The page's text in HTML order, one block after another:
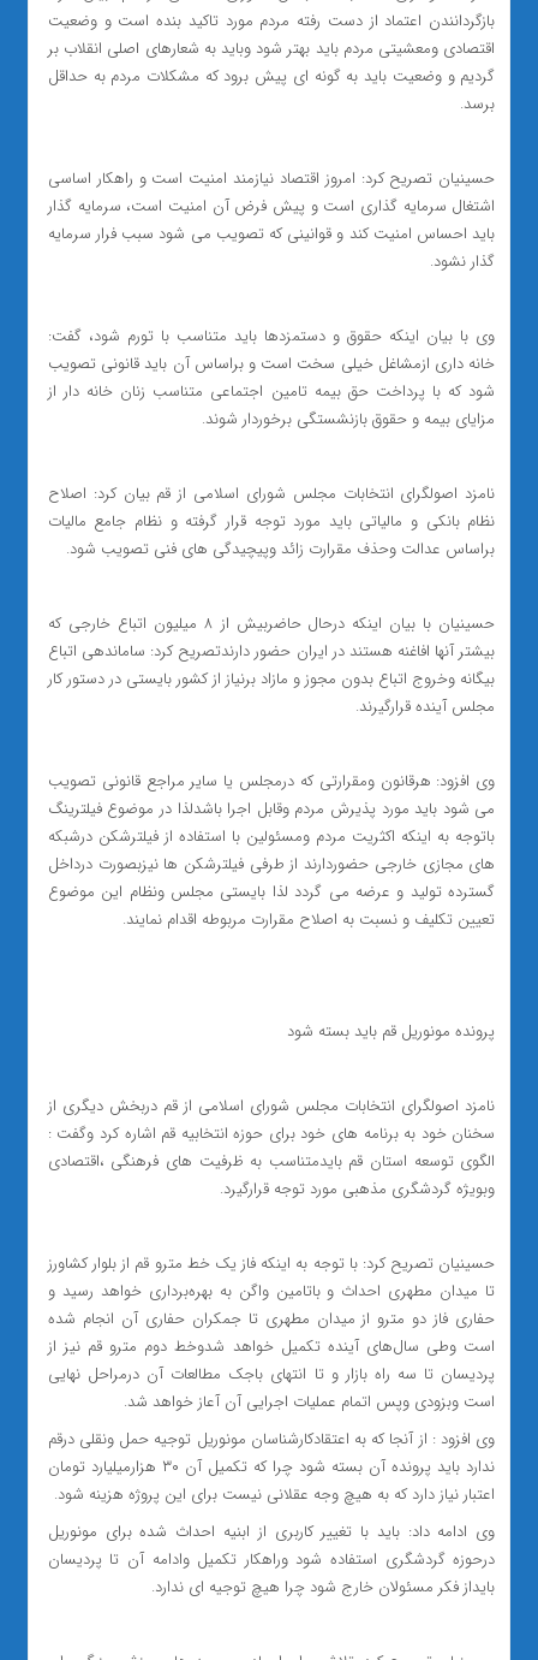
بازگردانندن اعتماد از دست رفته مردم مورد تاکید بنده است و وضعیت
اقتصادی ومعشیتی مردم باید بهتر شود وباید به شعارهای اصلی انقلاب بر
گردیم و وضعیت باید به گونه ای پیش برود که مشکلات مردم به حداقل
برسد.
حسینیان تصریح کرد: امروز اقتصاد نیازمند امنیت است و راهکار اساسی
اشتغال سرمایه گذاری است و پیش فرض آن امنیت است، سرمایه گذار
باید احساس امنیت کند و قوانینی که تصویب می شود سبب فرار سرمایه
گذار نشود.
وی با بیان اینکه حقوق و دستمزدها باید متناسب با تورم شود، گفت:
خانه داری ازمشاغل خیلی سخت است و براساس آن باید قانونی تصویب
شود که با پرداخت حق بیمه تامین اجتماعی متناسب زنان خانه دار از
مزایای بیمه و حقوق بازنشستگی برخوردار شوند.
نامزد اصولگرای انتخابات مجلس شورای اسلامی‌ از قم بیان کرد: اصلاح
نظام بانکی و مالیاتی باید مورد توجه قرار گرفته و نظام جامع مالیات
براساس عدالت وحذف مقرارت زائد وپیچیدگی های فنی تصویب شود.
حسینیان با بیان اینکه درحال حاضربیش از ۸ میلیون اتباع خارجی که
بیشتر آنها افاغنه هستند در ایران حضور دارندتصریح کرد: ساماندهی اتباع
بیگانه وخروج اتباع بدون مجوز و مازاد برنیاز از کشور بایستی در دستور کار
مجلس آینده قرارگیرند.
وی افزود: هرقانون ومقرارتی که درمجلس یا سایر مراجع قانونی تصویب
می شود باید مورد پذیرش مردم وقابل اجرا باشدلذا در موضوع فیلترینگ
باتوجه به اینکه اکثریت مردم ومسئولین با استفاده از فیلترشکن درشبکه
های مجازی خارجی حضوردارند از طرفی فیلترشکن ها نیزبصورت درداخل
گسترده تولید و عرضه می گردد لذا بایستی مجلس ونظام این موضوع
تعیین تکلیف و نسبت به اصلاح مقرارت مربوطه اقدام نمایند.
پرونده مونوریل قم باید بسته شود
نامزد اصولگرای انتخابات مجلس شورای اسلامی‌ از قم دربخش دیگری از
سخنان خود به برنامه های خود برای حوزه انتخابیه قم اشاره کرد وگفت :
الگوی توسعه استان قم بایدمتناسب به ظرفیت های فرهنگی ،اقتصادی
وبویژه گردشگری مذهبی مورد توجه قرارگیرد.
حسینیان تصریح کرد: با توجه به اینکه فاز یک خط مترو قم از بلوار کشاورز
تا میدان مطهری احداث و باتامین واگن به بهره‌برداری خواهد رسید و
حفاری فاز دو مترو از میدان مطهری تا جمکران حفاری آن انجام شده
است وطی سال‌های آینده تکمیل خواهد شدوخط دوم مترو قم نیز از
پردیسان تا سه راه بازار و تا انتهای باجک مطالعات آن درمراحل نهایی
است وبزودی وپس اتمام عملیات اجرایی آن آعاز خواهد شد.
وی افزود : از آنجا که به اعتقادکارشناسان مونوریل توجیه حمل ونقلی درقم
ندارد باید پرونده آن بسته شود چرا که تکمیل آن ۳۰ هزارمیلیارد تومان
اعتبار نیاز دارد که به هیچ وجه عقلانی نیست برای این پروژه هزینه شود.
وی ادامه داد: باید با تغییر کاربری از ابنیه احداث شده برای مونوریل
درحوزه گردشگری استفاده شود وراهکار تکمیل وادامه آن تا پردیسان
بایداز فکر مسئولان خارج شود چرا هیچ توجیه ای ندارد.